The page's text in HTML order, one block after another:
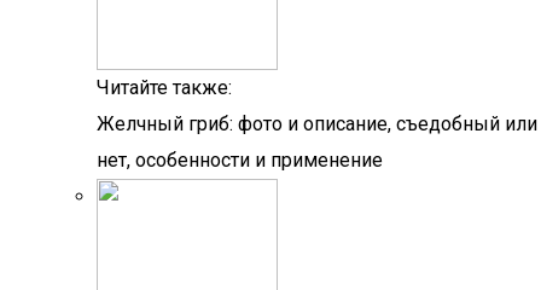
Читайте также:
Желчный гриб: фото и описание, съедобный или
нет, особенности и применение